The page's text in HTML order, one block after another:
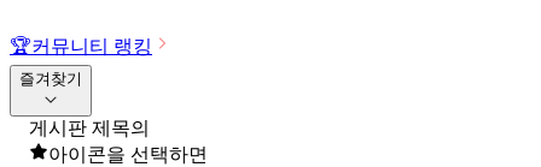
🏆커뮤니티 랭킹
즐겨찾기
게시판 제목의
아이콘을 선택하면